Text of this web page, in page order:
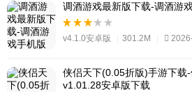
调酒游戏最新版下载-调酒游
v4.1.0安卓版 301.2M
侠侣天下(0.05折版)手游下载
v1.01.28安卓版下载